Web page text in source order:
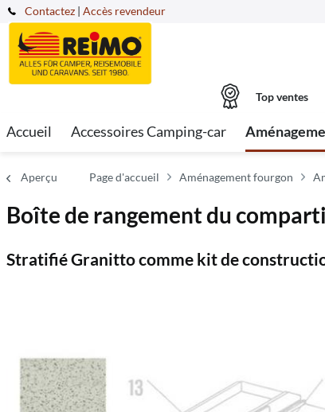
Contactez | Accès revendeur
Top ventes
Accueil Accessoires Camping-car
Aperçu Page d'accueil Aménagement fourgon
Boîte de rangement du
Stratifié Granitto comme kit de